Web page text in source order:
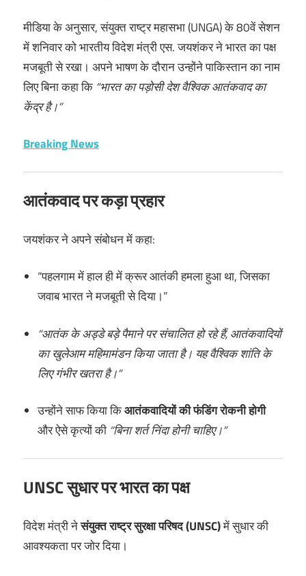
मीडिया के अनुसार, संयुक्त राष्ट्र महासभा (UNGA) के 80वें सेशन
में शनिवार को भारतीय विदेश मंत्री एस. जयशंकर ने भारत का पक्ष
मजबूती से रखा। अपने भाषण के दौरान उन्होंने पाकिस्तान का नाम
लिए बिना कहा कि “भारत का पड़ोसी देश वैश्विक आतंकवाद का
केंद्र है।”
Breaking News
आतंकवाद पर कड़ा प्रहार
जयशंकर ने अपने संबोधन में कहा:
“पहलगाम में हाल ही में क्रूर आतंकी हमला हुआ था, जिसका
जवाब भारत ने मजबूती से दिया।”
“आतंक के अड्डे बड़े पैमाने पर संचालित हो रहे हैं, आतंकवादियों
का खुलेआम महिमामंडन किया जाता है। यह वैश्विक शांति के
लिए गंभीर खतरा है।”
उन्होंने साफ किया किआतंकवादियों की फंडिंग रोकनी होगी
और ऐसे कृत्यों की “बिना शर्त निंदा होनी चाहिए।”
UNSC सुधार पर भारत का पक्ष
विदेश मंत्री नेसंयुक्त राष्ट्र सुरक्षा परिषद (UNSC)में सुधार की
आवश्यकता पर जोर दिया।